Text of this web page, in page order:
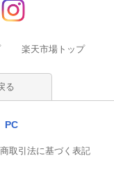
楽天市場トップ
る
PC
取引法に基づく表記